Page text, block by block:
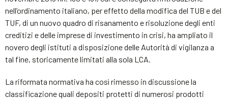
nell’ordinamento italiano, per effetto della modifica del TUB e del
TUF, di un nuovo quadro di risanamento e risoluzione degli enti
creditizi e delle imprese di investimento in crisi, ha ampliato il
novero degli istituti a disposizione delle Autorità di vigilanza a
tal fine, storicamente limitati alla sola LCA.
La riformata normativa ha così rimesso in discussione la
classificazione quali depositi protetti di numerosi prodotti